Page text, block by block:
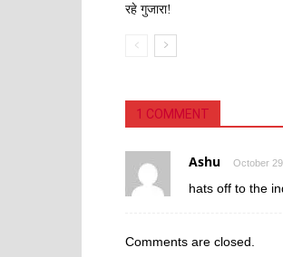
रहे गुजारा!
1 COMMENT
Ashu October
hats off to the
Comments are closed.